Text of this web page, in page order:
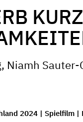
Niamh
2024 | Spielfilm